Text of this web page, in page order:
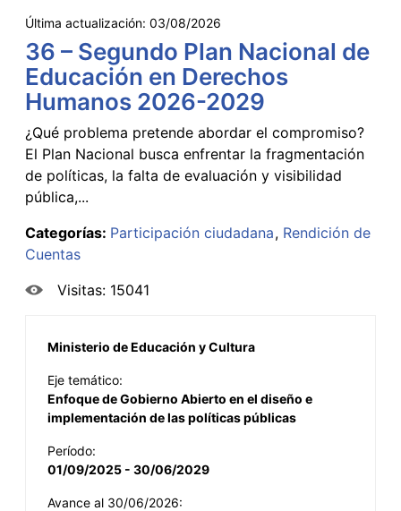
Última actualización: 03/08/2026
36 – Segundo Plan Nacional de
Educación en Derechos
Humanos 2026-2029
¿Qué problema pretende abordar el compromiso?
El Plan Nacional busca enfrentar la fragmentación
de políticas, la falta de evaluación y visibilidad
pública,...
Categorías: Participación ciudadana Rendición de
Cuentas
Visitas: 15041
Ministerio de Educación y Cultura
Eje temático:
Enfoque de Gobierno Abierto en el diseño e
implementación de las políticas públicas
Período:
01/09/2025 - 30/06/2029
Avance al 30/06/2026: